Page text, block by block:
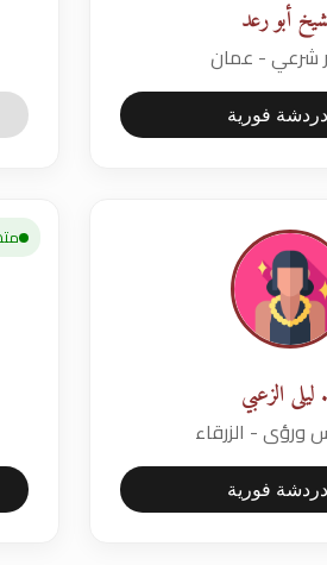
أبو رعد
شرعي - عمان
فورية
الزعبي
ورؤى - الزرقاء
فورية